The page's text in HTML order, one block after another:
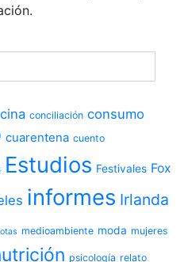
conciliación consumo
cuarentena cuento
Estudios Festivales Fox
informes Irlanda
medioambiente moda mujeres
psicología relato